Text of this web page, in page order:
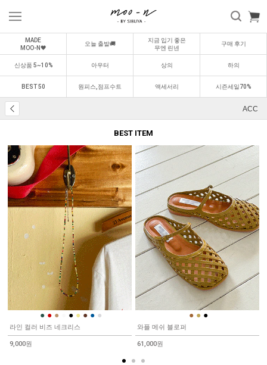
MADE
MOO-N🖤
오늘 출발🚚
지금 입기 좋은
무엔 린넨
구매 후기
신상품 5~10% 아우터 상의 하의
BEST 50 원피스,점프수트 액세서리 시즌세일70%
ACC
BEST ITEM
BEST
0 1
● ● ● ● ● ● ● ●
라인 컬러 비즈 네크리스
9,000원
BEST
0
● ● ●
와플 메쉬 블로퍼
61,000원